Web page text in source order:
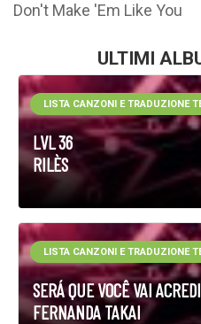
Don't Make 'Em Like You
ULTIMI
LVL 36
RILÈS
LISTA CANZONI E TRADUZIONE
SERÁ QUE VOCÊ VAI
FERNANDA TAKAI
LISTA CANZONI E TRADUZIONE